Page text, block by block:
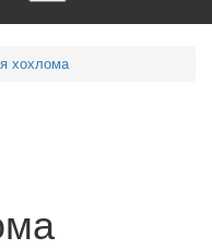
хохлома